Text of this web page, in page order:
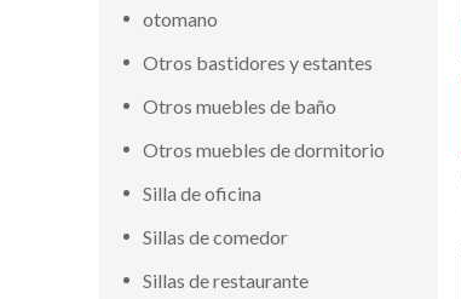
otomano
Otros bastidores y estantes
Otros muebles de baño
Otros muebles de dormitorio
Silla de oficina
Sillas de comedor
Sillas de restaurante